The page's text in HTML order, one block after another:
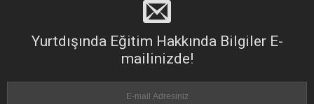
Yurtdışında Eğitim Hakkında Bilgiler E-
mailinizde!